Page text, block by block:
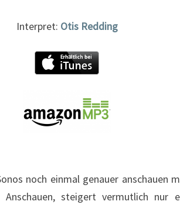
Interpret: Otis Redding
noch einmal genauer anschauen
steigert vermutlich nur